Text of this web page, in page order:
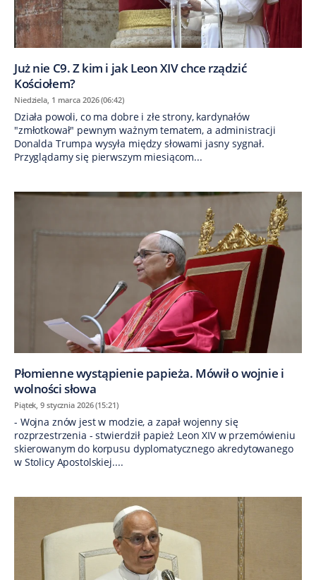
Już nie C9. Z kim i jak Leon XIV chce rządzić
Kościołem?
Niedziela, 1 marca 2026 (06:42)
Działa powoli, co ma dobre i złe strony, kardynałów
"zmłotkował" pewnym ważnym tematem, a administracji
Donalda Trumpa wysyła między słowami jasny sygnał.
Przyglądamy się pierwszym miesiącom...
Płomienne wystąpienie papieża. Mówił o wojnie i
wolności słowa
Piątek, 9 stycznia 2026 (15:21)
- Wojna znów jest w modzie, a zapał wojenny się
rozprzestrzenia - stwierdził papież Leon XIV w przemówieniu
skierowanym do korpusu dyplomatycznego akredytowanego
w Stolicy Apostolskiej....